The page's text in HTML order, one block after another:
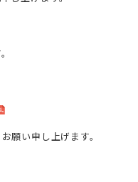
願い申し上げます。